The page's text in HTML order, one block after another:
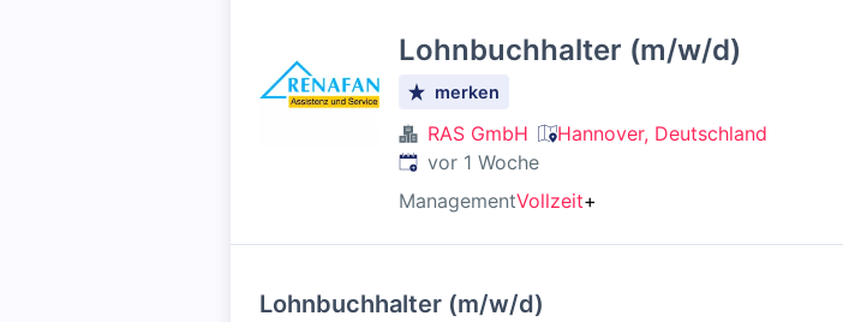
Lohnbuchhalter (m/w/d)
merken
RAS GmbH
Hannover, Deutschland
Veröffentlicht:
vor 1 Woche
ManagementVollzeit+
Lohnbuchhalter (m/w/d)